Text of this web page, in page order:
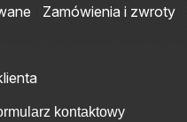
Zamówienia i zwroty
kontaktowy